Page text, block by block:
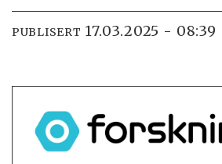
PUBLISERT 17.03.2025 - 08:39